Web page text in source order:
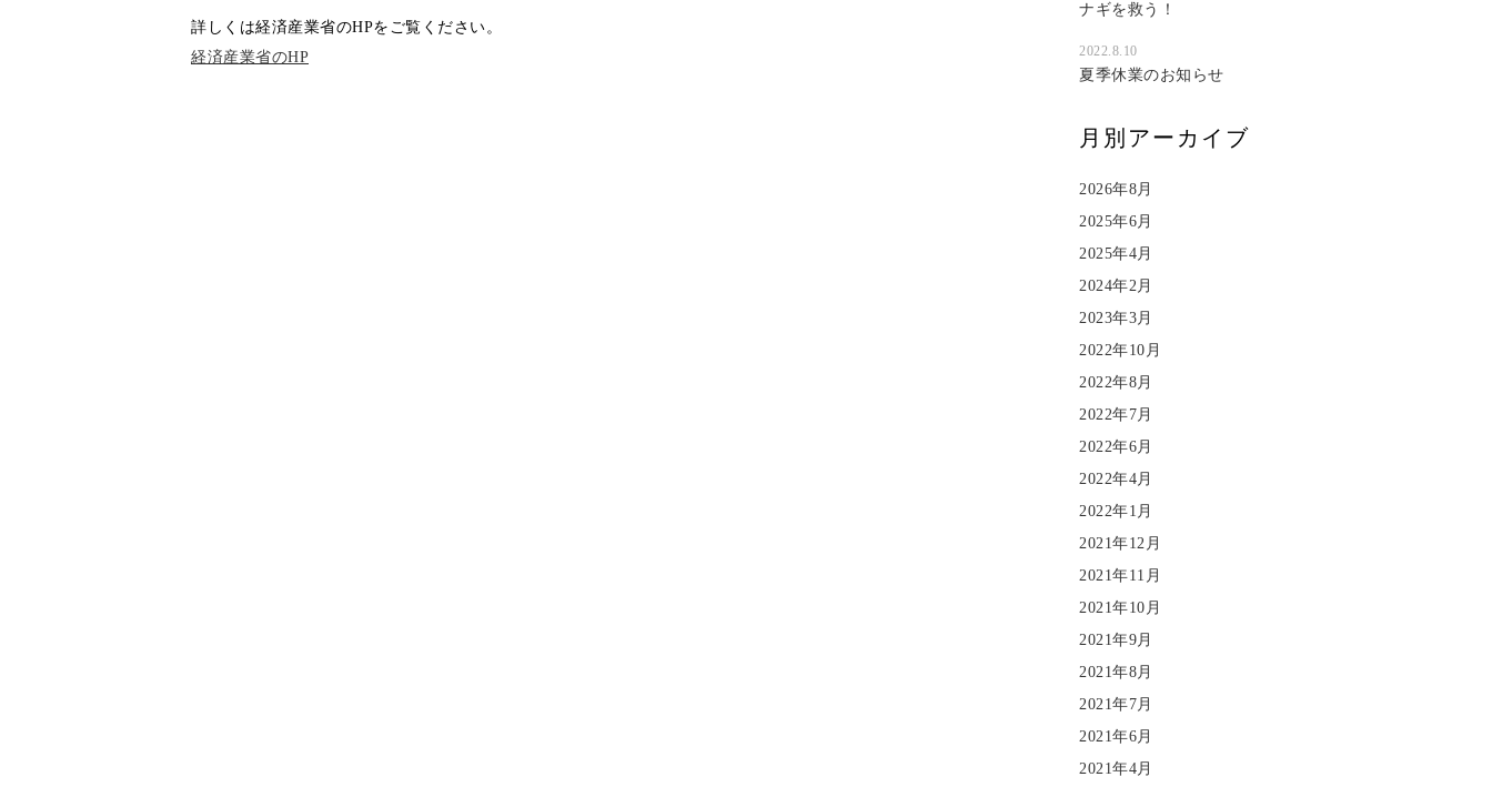
詳しくは経済産業省のHPをご覧ください。
経済産業省のHP
ナギを救う！
2022.8.10
夏季休業のお知らせ
月別アーカイブ
2026年8月
2025年6月
2025年4月
2024年2月
2023年3月
2022年10月
2022年8月
2022年7月
2022年6月
2022年4月
2022年1月
2021年12月
2021年11月
2021年10月
2021年9月
2021年8月
2021年7月
2021年6月
2021年4月